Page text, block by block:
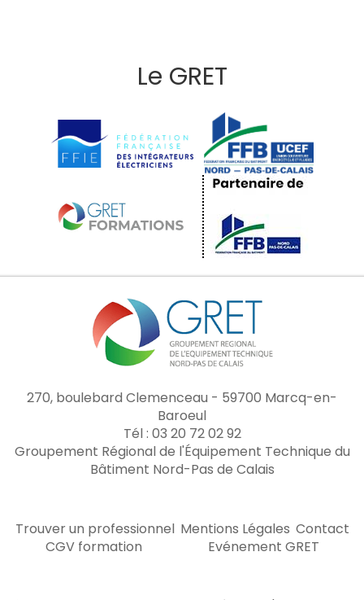
Le GRET
270, boulebard Clemenceau - 59700 Marcq-en-
Baroeul
Tél : 03 20 72 02 92
Groupement Régional de l'Équipement Technique du
Bâtiment Nord-Pas de Calais
Trouver un professionnel Mentions Légales Contact
CGV formation
Evénement GRET